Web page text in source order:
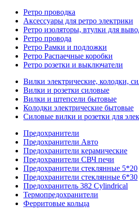
Ретро проводка
Аксессуары для ретро электрики
Ретро изоляторы, втулки для
Ретро провода
Ретро Рамки и подложки
Ретро Распаечные коробки
Ретро розетки и выключатели
Вилки электрические, колодки,
Вилки и розетки силовые
Вилки и штепсели бытовые
Колодки электрические бытовые
Силовые вилки и розетки для
Предохранители
Предохранители Авто
Предохранители керамические
Предохранители СВЧ печи
Предохранители стеклянные 5*20
Предохранители стеклянные 6*30
Предохранитель 382 Cylindrical
Термопредохранители
Ферритовые кольца